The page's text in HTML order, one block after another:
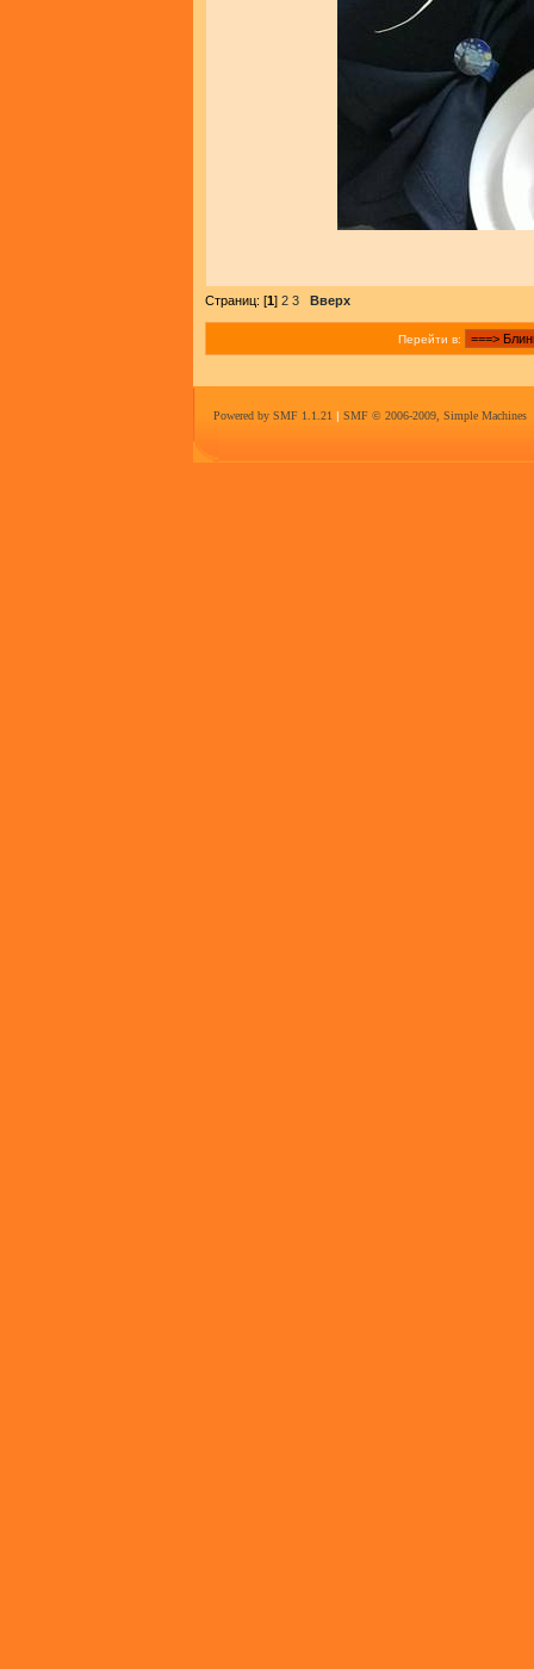
Страниц: [1] 2 3 Вверх
Перейти в:
Powered by SMF 1.1.21 | SMF © 2006-2009, Simple Machines